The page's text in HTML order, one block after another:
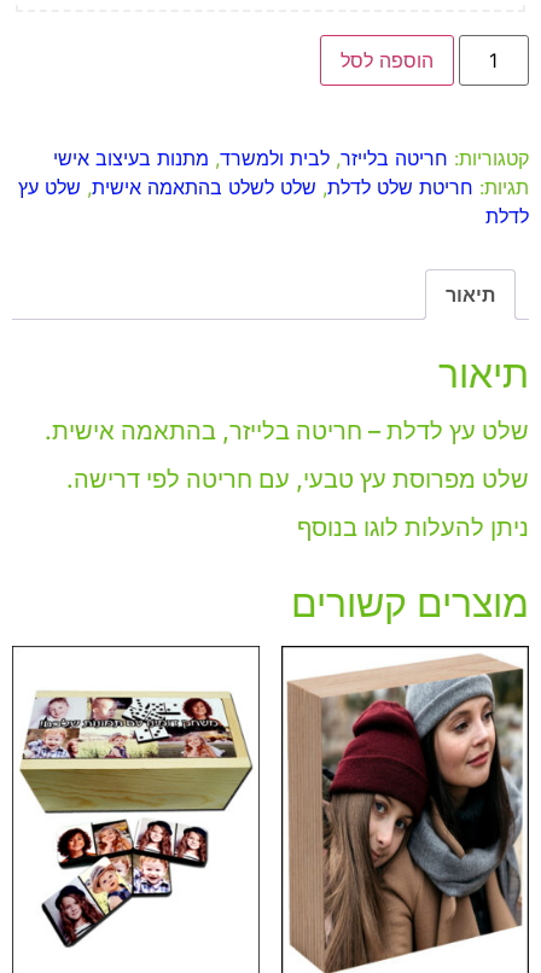
הוספה לסל
קטגוריות: חריטה בלייזר, לבית ולמשרד, מתנות בעיצוב אישי
תגיות: חריטת שלט לדלת, שלט לשלט בהתאמה אישית, שלט עץ
לדלת
תיאור
תיאור
שלט עץ לדלת – חריטה בלייזר, בהתאמה אישית.
שלט מפרוסת עץ טבעי, עם חריטה לפי דרישה.
ניתן להעלות לוגו בנוסף
מוצרים קשורים